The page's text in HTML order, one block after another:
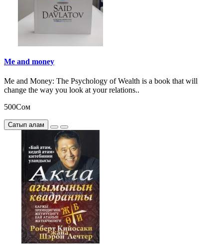
Me and money
Me and Money: The Psychology of Wealth is a book that will
change the way you look at your relations..
500Сом
Сатып алам